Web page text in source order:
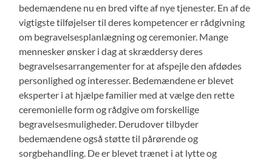
bedemændene nu en bred vifte af nye tjenester. En af de
vigtigste tilføjelser til deres kompetencer er rådgivning
om begravelsesplanlægning og ceremonier. Mange
mennesker ønsker i dag at skræddersy deres
begravelsesarrangementer for at afspejle den afdødes
personlighed og interesser. Bedemændene er blevet
eksperter i at hjælpe familier med at vælge den rette
ceremonielle form og rådgive om forskellige
begravelsesmuligheder. Derudover tilbyder
bedemændene også støtte til pårørende og
sorgbehandling. De er blevet trænet i at lytte og